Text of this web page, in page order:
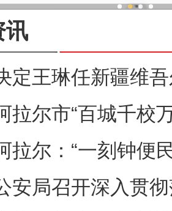
讯
定王琳任新疆维
拉尔市“百城千校
拉尔：“一刻钟便
安局召开深入贯